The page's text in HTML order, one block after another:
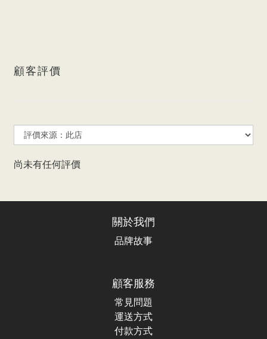
顧客評價
尚未有任何評價
關於我們
品牌故事
顧客服務
常見問題
運送方式
付款方式